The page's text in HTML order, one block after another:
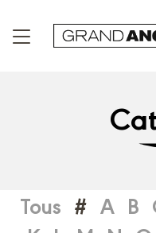
Tous # A B